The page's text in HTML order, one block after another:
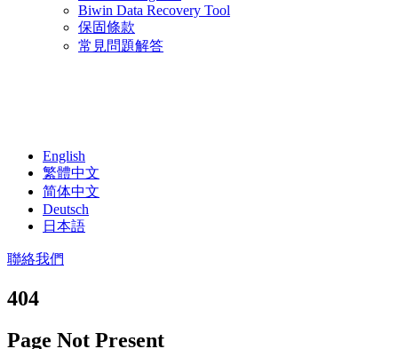
Biwin Data Recovery Tool
保固條款
常見問題解答
English
繁體中文
简体中文
Deutsch
日本語
聯絡我們
404
Page Not Present